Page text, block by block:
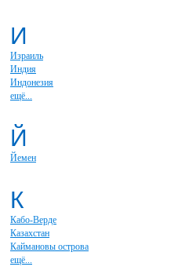
И
Израиль
Индия
Индонезия
ещё...
Й
Йемен
К
Кабо-Верде
Казахстан
Каймановы острова
ещё...